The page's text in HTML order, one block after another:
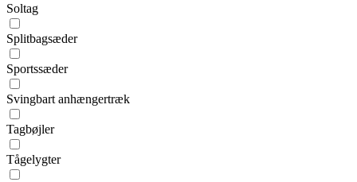
Soltag
Splitbagsæder
Sportssæder
Svingbart anhængertræk
Tagbøjler
Tågelygter